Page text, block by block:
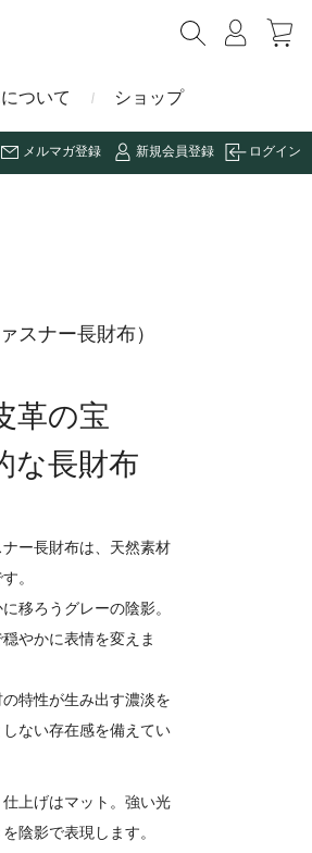
ダーバッグ
布
の小物
マルゴー
ミュレ
ブラーノ
ついて ショップ
メルマガ登録 新規会員登録 ログイン
スナー長財布）
革の宝
な長財布
ー長財布は、天然素材
。
移ろうグレーの陰影。
やかに表情を変えま
特性が生み出す濃淡を
ない存在感を備えてい
上げはマット。強い光
陰影で表現します。